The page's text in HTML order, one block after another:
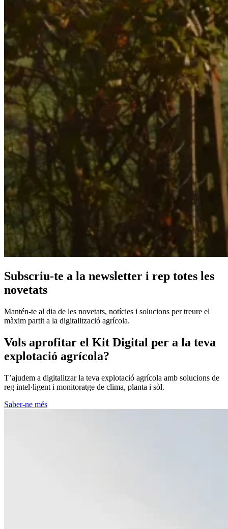
Subscriu-te a la newsletter i rep totes les
novetats
Mantén-te al dia de les novetats, notícies i solucions per treure el
màxim partit a la digitalització agrícola.
Vols aprofitar el Kit Digital per a la teva
explotació agrícola?
T’ajudem a digitalitzar la teva explotació agrícola amb solucions de
reg intel·ligent i monitoratge de clima, planta i sòl.
Saber-ne més